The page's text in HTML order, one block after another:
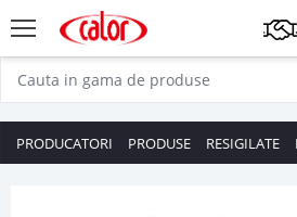
PRODUCATORI PRODUSE RESIGILATE